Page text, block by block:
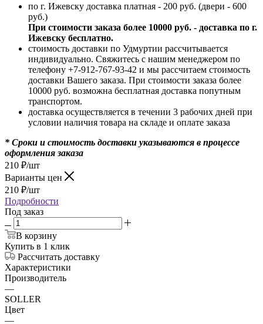
по г. Ижевску доставка платная - 200 руб. (двери - 600
руб.)
При стоимости заказа более 10000 руб. - доставка по г.
Ижевску бесплатно.
стоимость доставки по Удмуртии рассчитывается
индивидуально. Свяжитесь с нашим менеджером по
телефону +7-912-767-93-42 и мы рассчитаем стоимость
доставки Вашего заказа. При стоимости заказа более
10000 руб. возможна бесплатная доставка попутным
транспортом.
доставка осуществляется в течении 3 рабочих дней при
условии наличия товара на складе и оплате заказа
* Сроки и стоимость доставки указываются в процессе
оформления заказа
210 ₽/шт
Варианты цен
210 ₽/шт
Подробности
Под заказ
В корзину
Купить в 1 клик
Рассчитать доставку
Характеристики
Производитель
—
SOLLER
Цвет
—